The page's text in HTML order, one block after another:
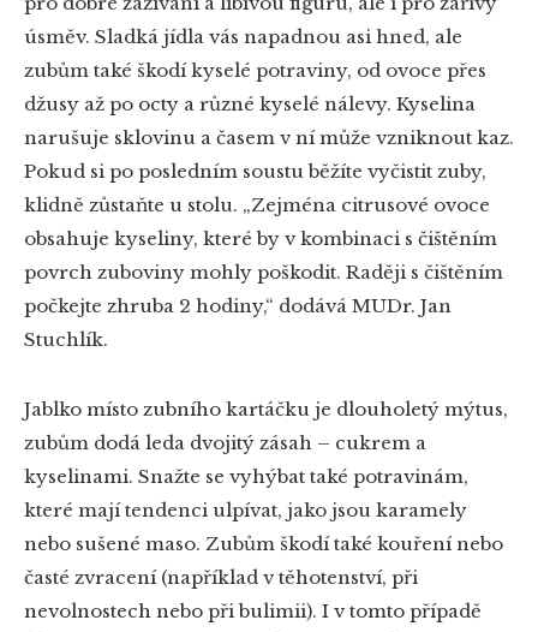
úsměv. Sladká jídla vás napadnou asi hned, ale
zubům také škodí kyselé potraviny, od ovoce přes
džusy až po octy a různé kyselé nálevy. Kyselina
narušuje sklovinu a časem v ní může vzniknout kaz.
Pokud si po posledním soustu běžíte vyčistit zuby,
klidně zůstaňte u stolu. „Zejména citrusové ovoce
obsahuje kyseliny, které by v kombinaci s čištěním
povrch zuboviny mohly poškodit. Raději s čištěním
počkejte zhruba 2 hodiny,“ dodává MUDr. Jan
Stuchlík.
Jablko místo zubního kartáčku je dlouholetý mýtus,
zubům dodá leda dvojitý zásah – cukrem a
kyselinami. Snažte se vyhýbat také potravinám,
které mají tendenci ulpívat, jako jsou karamely
nebo sušené maso. Zubům škodí také kouření nebo
časté zvracení (například v těhotenství, při
nevolnostech nebo při bulimii). I v tomto případě